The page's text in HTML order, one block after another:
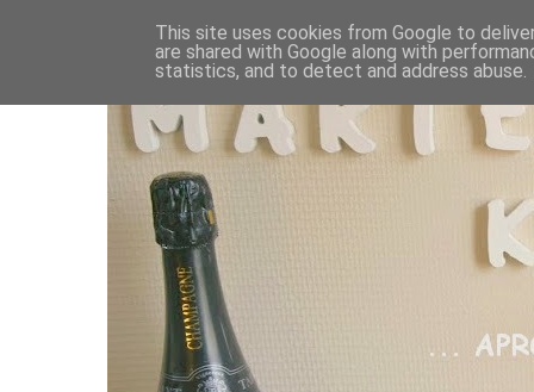
This site uses cookies from Google to
are shared with Google along with
statistics, and to detect and address abuse.